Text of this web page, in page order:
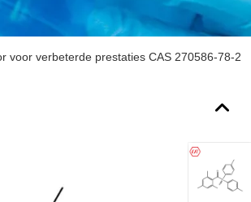
voor verbeterde prestaties CAS 270586-78-2